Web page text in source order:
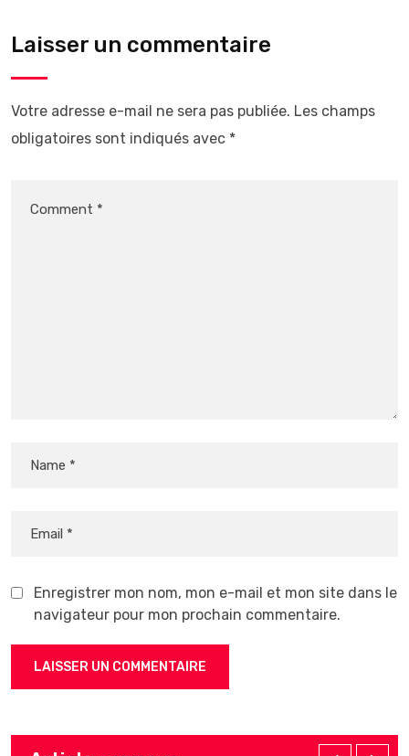
Laisser un commentaire
Votre adresse e-mail ne sera pas publiée. Les champs
obligatoires sont indiqués avec *
Enregistrer mon nom, mon e-mail et mon site dans le
navigateur pour mon prochain commentaire.